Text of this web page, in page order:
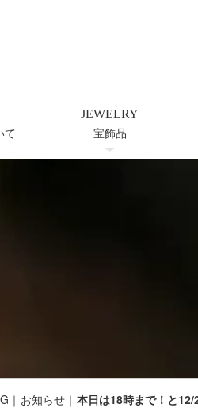
て
JEWELRY
宝飾品
お知らせ 本日は18時まで！と12/